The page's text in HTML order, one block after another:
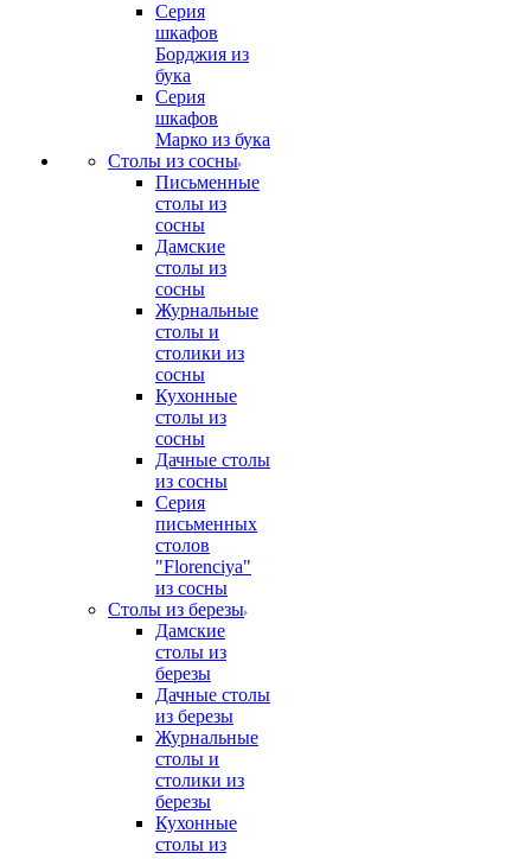
Серия
шкафов
Борджия из
бука
Серия
шкафов
Марко из бука
Столы из сосны
Письменные
столы из
сосны
Дамские
столы из
сосны
Журнальные
столы и
столики из
сосны
Кухонные
столы из
сосны
Дачные столы
из сосны
Серия
письменных
столов
"Florenciya"
из сосны
Столы из березы
Дамские
столы из
березы
Дачные столы
из березы
Журнальные
столы и
столики из
березы
Кухонные
столы из